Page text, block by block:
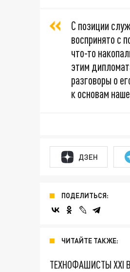
С позиции
воспринято с
что-то
этим
разговоры о
к основам
ДЗЕН
ПОДЕЛИТЬСЯ:
ЧИТАЙТЕ ТАКЖЕ:
ТЕХНОФАШИСТЫ XXI